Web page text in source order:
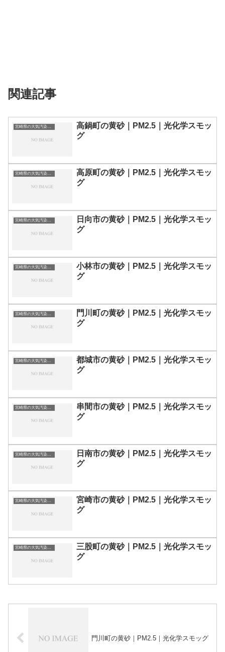
関連記事
宮崎県の大気汚染・PM2.5・黄砂・エアロゾルの数値
高鍋町の黄砂｜PM2.5｜光化学スモッ
グ
宮崎県の大気汚染・PM2.5・黄砂・エアロゾルの数値
高原町の黄砂｜PM2.5｜光化学スモッ
グ
宮崎県の大気汚染・PM2.5・黄砂・エアロゾルの数値
日向市の黄砂｜PM2.5｜光化学スモッ
グ
宮崎県の大気汚染・PM2.5・黄砂・エアロゾルの数値
小林市の黄砂｜PM2.5｜光化学スモッ
グ
宮崎県の大気汚染・PM2.5・黄砂・エアロゾルの数値
門川町の黄砂｜PM2.5｜光化学スモッ
グ
宮崎県の大気汚染・PM2.5・黄砂・エアロゾルの数値
都城市の黄砂｜PM2.5｜光化学スモッ
グ
宮崎県の大気汚染・PM2.5・黄砂・エアロゾルの数値
串間市の黄砂｜PM2.5｜光化学スモッ
グ
宮崎県の大気汚染・PM2.5・黄砂・エアロゾルの数値
日南市の黄砂｜PM2.5｜光化学スモッ
グ
宮崎県の大気汚染・PM2.5・黄砂・エアロゾルの数値
宮崎市の黄砂｜PM2.5｜光化学スモッ
グ
宮崎県の大気汚染・PM2.5・黄砂・エアロゾルの数値
三股町の黄砂｜PM2.5｜光化学スモッ
グ
門川町の黄砂｜PM2.5｜光化学スモッグ